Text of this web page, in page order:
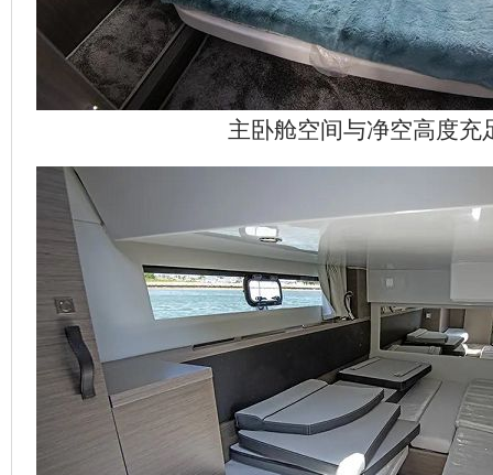
主卧舱空间与净空高度充